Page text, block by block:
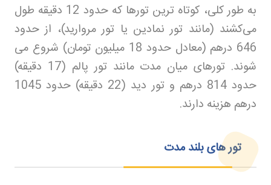
به طور کلی، کوتاه‌ ترین تورها که حدود 12 دقیقه طول
می‌کشند (مانند تور نمادین یا تور مروارید)، از حدود
646 درهم (معادل حدود 18 میلیون تومان) شروع می‌
شوند. تورهای میان‌ مدت مانند تور پالم (17 دقیقه)
حدود 814 درهم و تور دید (22 دقیقه) حدود 1045
درهم هزینه دارند.
تور های بلند مدت